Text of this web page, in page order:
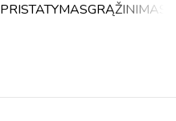
PRISTATYMASGRĄŽINIMAS